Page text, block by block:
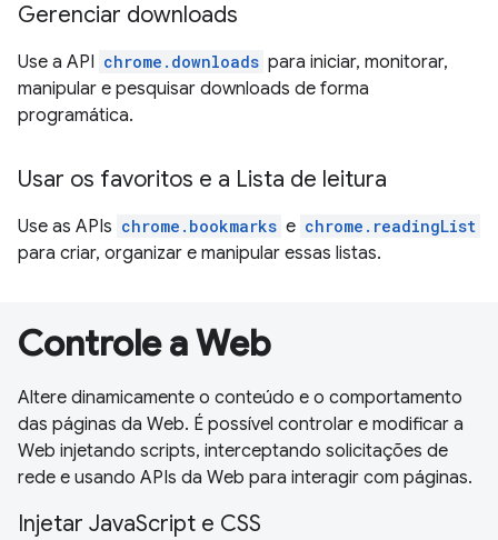
Gerenciar downloads
Use a API chrome.downloads para iniciar, monitorar,
manipular e pesquisar downloads de forma
programática.
Usar os favoritos e a Lista de leitura
Use as APIs chrome.bookmarks e chrome.readingList
para criar, organizar e manipular essas listas.
Controle a Web
Altere dinamicamente o conteúdo e o comportamento
das páginas da Web. É possível controlar e modificar a
Web injetando scripts, interceptando solicitações de
rede e usando APIs da Web para interagir com páginas.
Injetar JavaScript e CSS